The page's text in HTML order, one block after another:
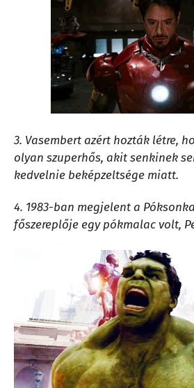
3. Vasembert azért hozták létre,
olyan szuperhős, akit senkinek
kedvelnie beképzeltsége miatt.
4. 1983-ban megjelent a
főszereplője egy pókmalac volt,